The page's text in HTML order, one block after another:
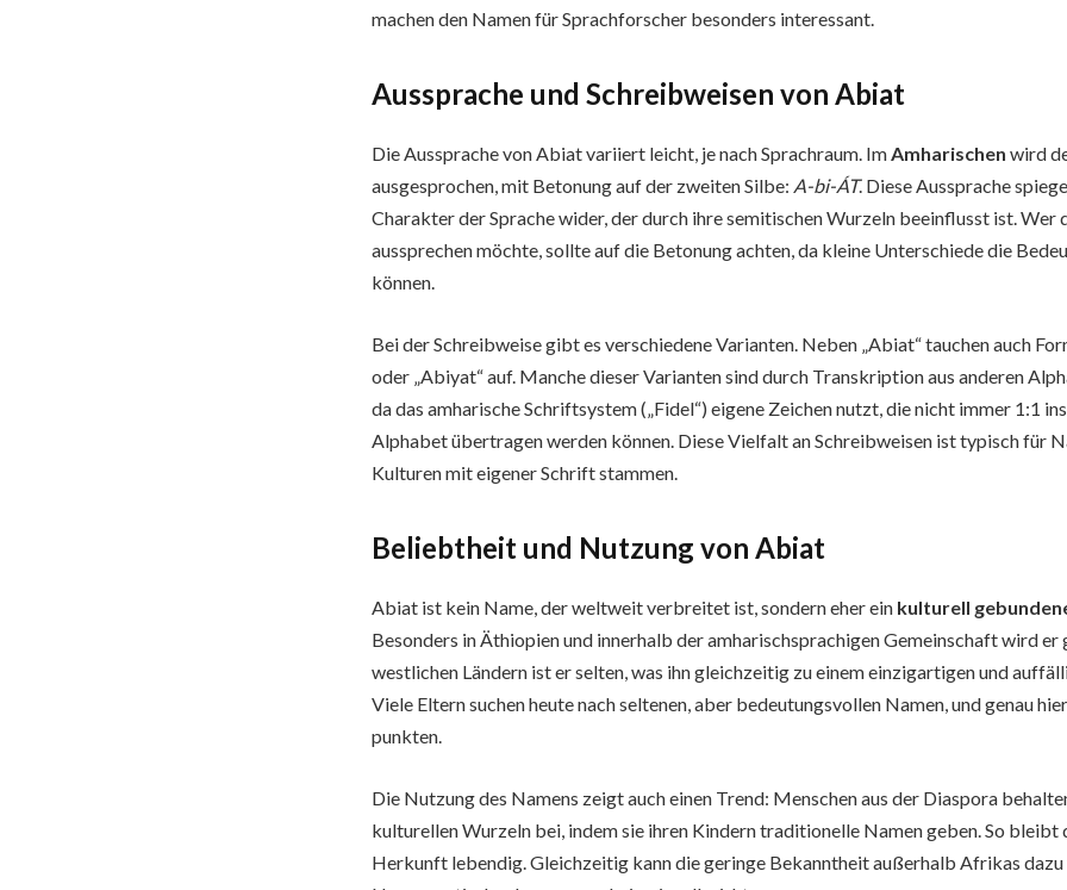
machen den Namen für Sprachforscher besonders interessant.
Aussprache und Schreibweisen von Abiat
Die Aussprache von Abiat variiert leicht, je nach Sprachraum. ImAmharischen wird
ausgesprochen, mit Betonung auf der zweiten Silbe: A-bi-ÁT. Diese Aussprache
Charakter der Sprache wider, der durch ihre semitischen Wurzeln beeinflusst ist. Wer
aussprechen möchte, sollte auf die Betonung achten, da kleine Unterschiede die
können.
Bei der Schreibweise gibt es verschiedene Varianten. Neben „Abiat“ tauchen auch
oder „Abiyat“ auf. Manche dieser Varianten sind durch Transkription aus anderen
da das amharische Schriftsystem („Fidel“) eigene Zeichen nutzt, die nicht immer 1:1
Alphabet übertragen werden können. Diese Vielfalt an Schreibweisen ist typisch für
Kulturen mit eigener Schrift stammen.
Beliebtheit und Nutzung von Abiat
Abiat ist kein Name, der weltweit verbreitet ist, sondern eher ein kulturell
Besonders in Äthiopien und innerhalb der amharischsprachigen Gemeinschaft wird er
westlichen Ländern ist er selten, was ihn gleichzeitig zu einem einzigartigen und
Viele Eltern suchen heute nach seltenen, aber bedeutungsvollen Namen, und genau
punkten.
Die Nutzung des Namens zeigt auch einen Trend: Menschen aus der Diaspora
kulturellen Wurzeln bei, indem sie ihren Kindern traditionelle Namen geben. So bleibt
Herkunft lebendig. Gleichzeitig kann die geringe Bekanntheit außerhalb Afrikas dazu